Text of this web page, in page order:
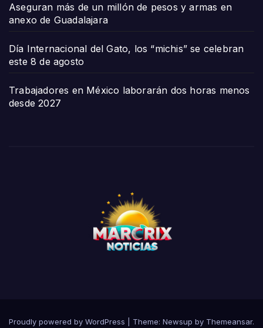
Aseguran más de un millón de pesos y armas en
anexo de Guadalajara
Día Internacional del Gato, los “michis” se celebran
este 8 de agosto
Trabajadores en México laborarán dos horas menos
desde 2027
Proudly powered by WordPress Theme: Newsup by Themeansar.